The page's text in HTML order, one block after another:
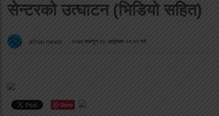
सेन्टरको उत्घाटन (भिडियो सहित)
afnai news २०७४ फाल्गुन २०, आईतवार ०१:१९ गते
Save